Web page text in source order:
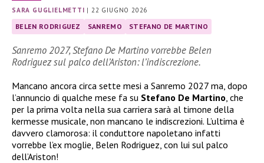
SARA GUGLIELMETTI |22 GIUGNO 2026
BELEN RODRIGUEZ SANREMO STEFANO DE MARTINO
Sanremo 2027, Stefano De Martino vorrebbe Belen
Rodriguez sul palco dell’Ariston: l’indiscrezione.
Mancano ancora circa sette mesi a Sanremo 2027 ma, dopo
l’annuncio di qualche mese fa su Stefano De Martino, che
per la prima volta nella sua carriera sarà al timone della
kermesse musicale, non mancano le indiscrezioni. L’ultima è
davvero clamorosa: il conduttore napoletano infatti
vorrebbe l’ex moglie, Belen Rodriguez, con lui sul palco
dell’Ariston!